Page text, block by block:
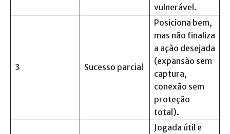
vulnerável.
3 Sucesso parcial
Posiciona bem,
mas não finaliza
a ação desejada
(expansão sem
captura,
conexão sem
proteção
total).
Jogada útil e